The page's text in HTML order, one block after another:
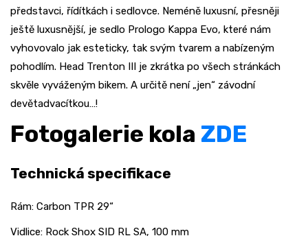
představci, řídítkách i sedlovce. Neméně luxusní, přesněji
ještě luxusnější, je sedlo Prologo Kappa Evo, které nám
vyhovovalo jak esteticky, tak svým tvarem a nabízeným
pohodlím. Head Trenton III je zkrátka po všech stránkách
skvěle vyváženým bikem. A určitě není „jen“ závodní
devětadvacítkou…!
Fotogalerie kola ZDE
Technická specifikace
Rám: Carbon TPR 29“
Vidlice: Rock Shox SID RL SA, 100 mm